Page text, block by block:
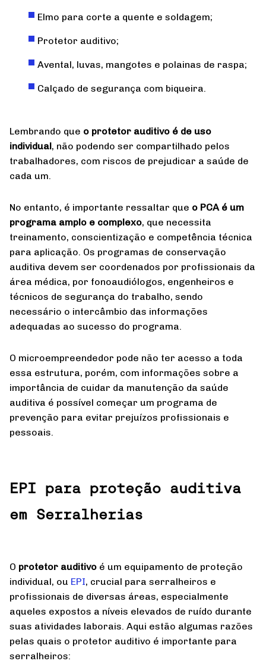
Elmo para corte a quente e soldagem;
Protetor auditivo;
Avental, luvas, mangotes e polainas de raspa;
Calçado de segurança com biqueira.
Lembrando que o protetor auditivo é de uso
individual, não podendo ser compartilhado pelos
trabalhadores, com riscos de prejudicar a saúde de
cada um.
No entanto, é importante ressaltar que o PCA é um
programa amplo e complexo, que necessita
treinamento, conscientização e competência técnica
para aplicação. Os programas de conservação
auditiva devem ser coordenados por profissionais da
área médica, por fonoaudiólogos, engenheiros e
técnicos de segurança do trabalho, sendo
necessário o intercâmbio das informações
adequadas ao sucesso do programa.
O microempreendedor pode não ter acesso a toda
essa estrutura, porém, com informações sobre a
importância de cuidar da manutenção da saúde
auditiva é possível começar um programa de
prevenção para evitar prejuízos profissionais e
pessoais.
EPI para proteção auditiva
em Serralherias
O protetor auditivo é um equipamento de proteção
individual, ou EPI, crucial para serralheiros e
profissionais de diversas áreas, especialmente
aqueles expostos a níveis elevados de ruído durante
suas atividades laborais. Aqui estão algumas razões
pelas quais o protetor auditivo é importante para
serralheiros: